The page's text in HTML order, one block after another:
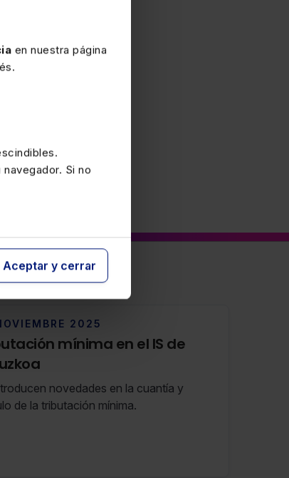
en nuestra página
Si no
Aceptar y cerrar
2025
mínima en el IS de
novedades en la cuantía y
de la tributación mínima.